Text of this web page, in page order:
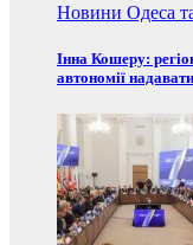
Новини Одеса
Інна Кошеру:
автономії